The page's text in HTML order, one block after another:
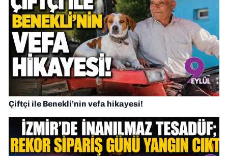
Çiftçi ile Benekli’nin vefa hikayesi!